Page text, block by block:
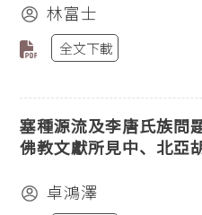
林富士
全文下載
塞種源流及李唐氏族
佛教文獻所見中、北亞
卓鴻澤